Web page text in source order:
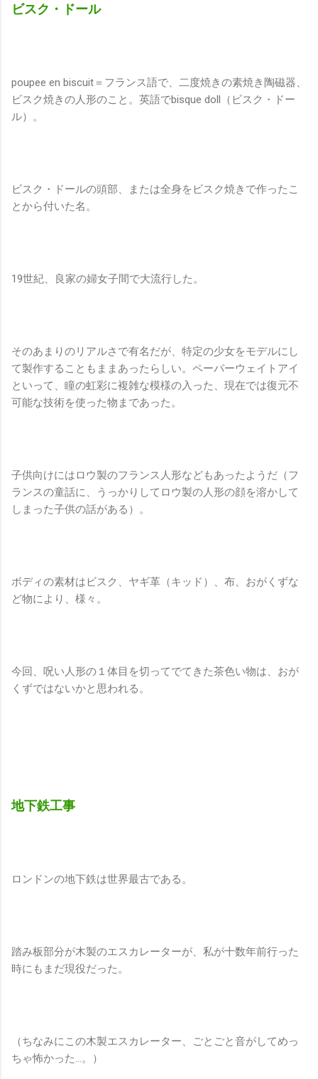
ビスク・ドール
poupee en biscuit＝フランス語で、二度焼きの素焼き陶磁器、
ビスク焼きの人形のこと。英語でbisque doll（ビスク・ドー
ル）。
ビスク・ドールの頭部、または全身をビスク焼きで作ったこ
とから付いた名。
19世紀、良家の婦女子間で大流行した。
そのあまりのリアルさで有名だが、特定の少女をモデルにし
て製作することもままあったらしい。ペーパーウェイトアイ
といって、瞳の虹彩に複雑な模様の入った、現在では復元不
可能な技術を使った物まであった。
子供向けにはロウ製のフランス人形などもあったようだ（フ
ランスの童話に、うっかりしてロウ製の人形の顔を溶かして
しまった子供の話がある）。
ボディの素材はビスク、ヤギ革（キッド）、布、おがくずな
ど物により、様々。
今回、呪い人形の１体目を切ってでてきた茶色い物は、おが
くずではないかと思われる。
地下鉄工事
ロンドンの地下鉄は世界最古である。
踏み板部分が木製のエスカレーターが、私が十数年前行った
時にもまだ現役だった。
（ちなみにこの木製エスカレーター、ごとごと音がしてめっ
ちゃ怖かった…。）